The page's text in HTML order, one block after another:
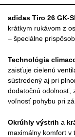
adidas Tiro 26 GK-
krátkym rukávom z
– špeciálne
Technológia
zaisťuje cielenú
sústredený aj pri
dodatočnú odolnosť,
voľnosť pohybu pri
Okrúhly výstrih a
maximálny komfort v